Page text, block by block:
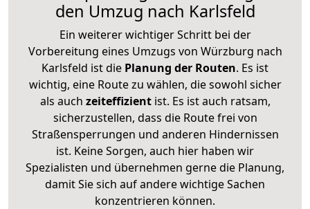
den Umzug nach Karlsfeld
Ein weiterer wichtiger Schritt bei der
Vorbereitung eines Umzugs von Würzburg nach
Karlsfeld ist die Planung der Routen. Es ist
wichtig, eine Route zu wählen, die sowohl sicher
als auch zeiteffizientist. Es ist auch ratsam,
sicherzustellen, dass die Route frei von
Straßensperrungen und anderen Hindernissen
ist. Keine Sorgen, auch hier haben wir
Spezialisten und übernehmen gerne die Planung,
damit Sie sich auf andere wichtige Sachen
konzentrieren können.